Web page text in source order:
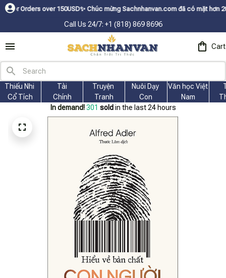
over 150USDㅤ✨Chúc mừng Sachnhanvan.com đã có mặt hơn 200 quốc
Call Us 24/7: +1 (818) 869 8696
Cart
Thiếu Nhi
Cổ Tích
Tài
Chính
Truyện
Tranh
Nuôi Dạy
Con
Văn học Việt
Nam
In demand! 304 sold in the last 24 hours